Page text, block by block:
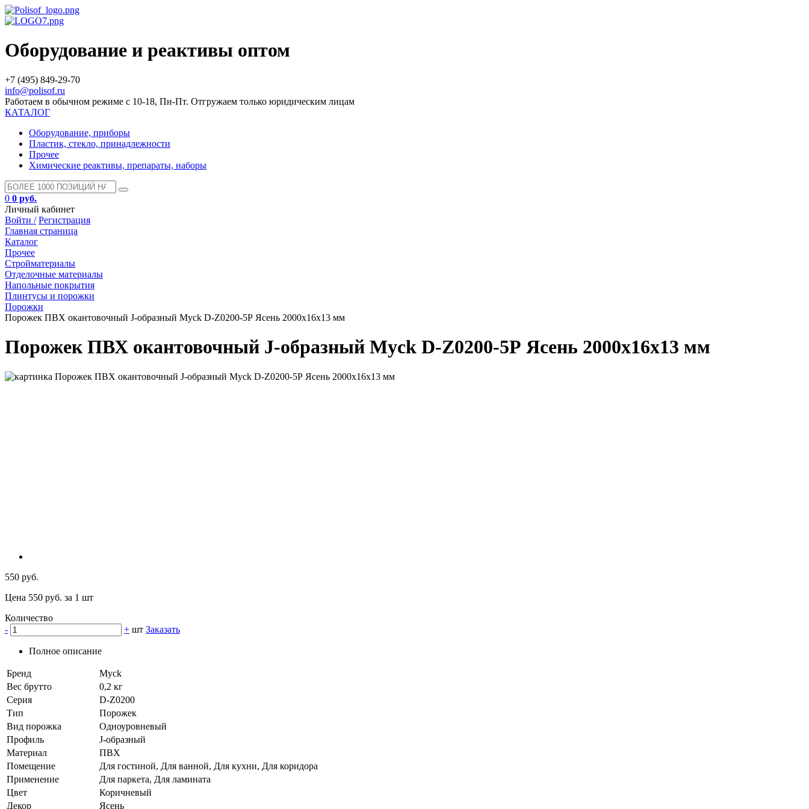
Оборудование и реактивы оптом
+7 (495) 849-29-70
info@polisof.ru
Работаем в обычном режиме с 10-18, Пн-Пт. Отгружаем только юридическим лицам
КАТАЛОГ
Оборудование, приборы
Пластик, стекло, принадлежности
Прочее
Химические реактивы, препараты, наборы
0 0 руб.
Личный кабинет
Войти / Регистрация
Главная страница
Каталог
Прочее
Стройматериалы
Отделочные материалы
Напольные покрытия
Плинтусы и порожки
Порожки
Порожек ПВХ окантовочный J-образный Myck D-Z0200-5Р Ясень 2000х16х13 мм
Порожек ПВХ окантовочный J-образный Myck D-Z0200-5Р Ясень 2000х16х13 мм
550 руб.
Цена 550 руб. за 1 шт
Количество
-
+ шт Заказать
Полное описание
Бренд
Myck
Вес брутто
0,2 кг
Серия
D-Z0200
Тип
Порожек
Вид порожка
Одноуровневый
Профиль
J-образный
Материал
ПВХ
Помещение
Для гостиной, Для ванной, Для кухни, Для коридора
Применение
Для паркета, Для ламината
Цвет
Коричневый
Декор
Ясень